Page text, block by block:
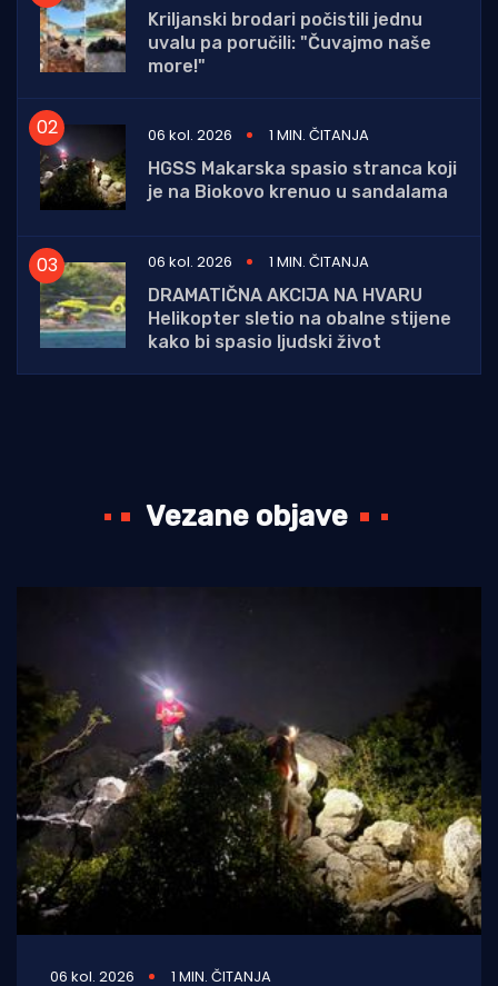
Kriljanski brodari počistili jednu
uvalu pa poručili: "Čuvajmo naše
more!"
06 kol. 2026
1 MIN. ČITANJA
HGSS Makarska spasio stranca koji
je na Biokovo krenuo u sandalama
06 kol. 2026
1 MIN. ČITANJA
DRAMATIČNA AKCIJA NA HVARU
Helikopter sletio na obalne stijene
kako bi spasio ljudski život
Vezane objave
06 kol. 2026 1 MIN. ČITANJA